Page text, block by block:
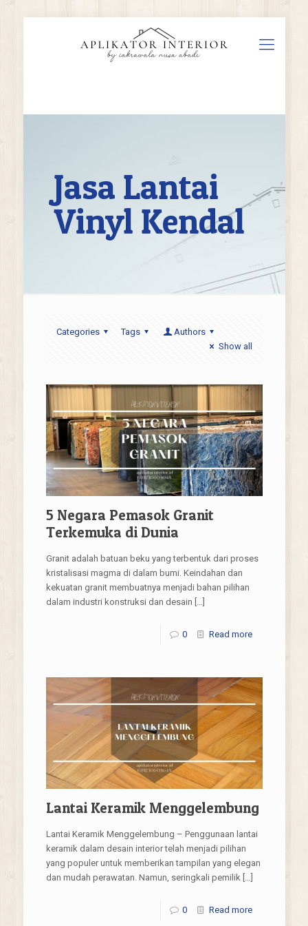
Jasa Lantai
Vinyl Kendal
Categories Tags
Authors
Show all
5 Negara Pemasok Granit
Terkemuka di Dunia
Granit adalah batuan beku yang terbentuk dari proses
kristalisasi magma di dalam bumi. Keindahan dan
kekuatan granit membuatnya menjadi bahan pilihan
dalam industri konstruksi dan desain […]
0 Read more
Lantai Keramik Menggelembung
Lantai Keramik Menggelembung – Penggunaan lantai
keramik dalam desain interior telah menjadi pilihan
yang populer untuk memberikan tampilan yang elegan
dan mudah perawatan. Namun, seringkali pemilik[…]
0 Read more